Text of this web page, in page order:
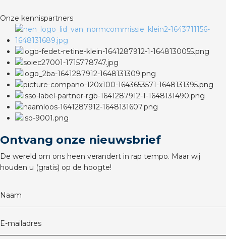
Onze kennispartners
Ontvang onze nieuwsbrief
De wereld om ons heen verandert in rap tempo. Maar wij
houden u (gratis) op de hoogte!
Naam
E-mailadres
groothandels